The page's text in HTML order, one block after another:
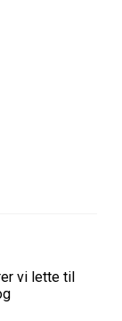
vi lette til